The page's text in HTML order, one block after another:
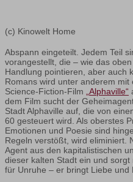
(c) Kinowelt Home
Abspann eingeteilt. Jedem Teil
vorangestellt, die – wie das
Handlung pointieren, aber auch
Romans wird unter anderem
Science-Fiction-Film
„Alphaville“
dem Film sucht der
Stadt Alphaville auf, die von
60 gesteuert wird. Als oberstes
Emotionen und Poesie sind
Regeln verstößt, wird eliminiert.
Agent aus den kapitalistischen
dieser kalten Stadt ein und
für Unruhe – er bringt Liebe und